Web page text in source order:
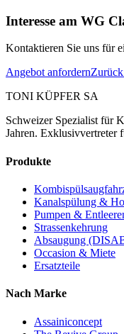
Interesse am WG
Kontaktieren Sie uns für
Angebot anfordern
TONI KÜPFER SA
Schweizer Spezialist für
Jahren. Exklusivvertreter
Produkte
Kanalspülung &
Pumpen &
Strassenkehrung
Absaugung
Occasion & Miete
Ersatzteile
Nach Marke
Assainiconcept